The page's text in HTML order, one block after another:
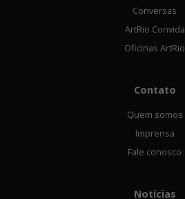
Conversas
ArtRio Convida
Oficinas ArtRio
Contato
Quem somos
Imprensa
Fale conosco
Notícias